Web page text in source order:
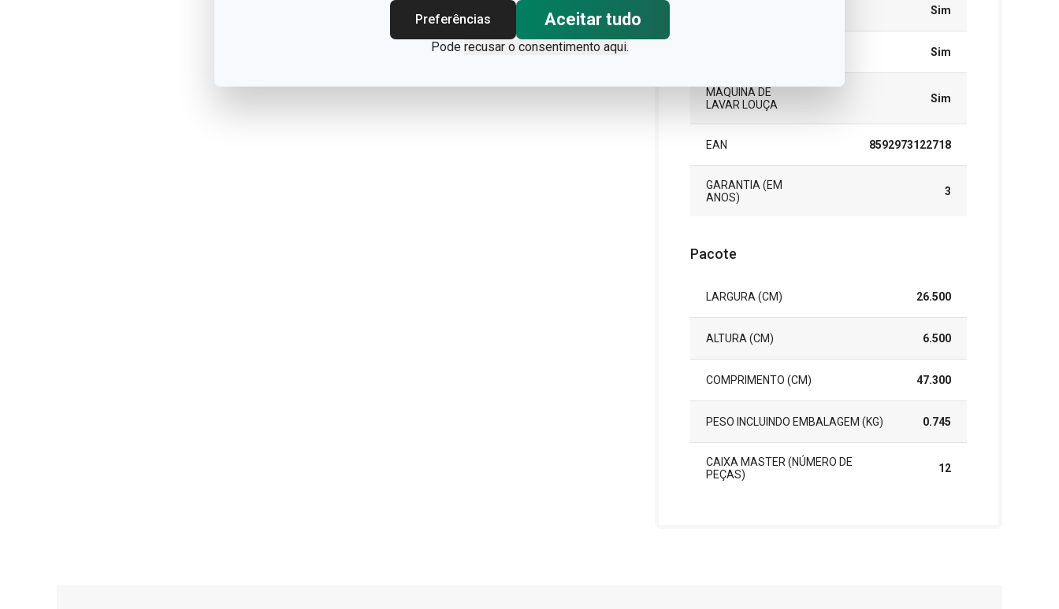
Preferências
Aceitar tudo
Pode recusar o consentimento aqui.
Sim
Sim
MÁQUINA DE
LAVAR LOUÇA
Sim
EAN 8592973122718
GARANTIA (EM
ANOS)
3
Pacote
LARGURA (CM) 26.500
ALTURA (CM) 6.500
COMPRIMENTO (CM) 47.300
PESO INCLUINDO EMBALAGEM (KG) 0.745
CAIXA MASTER (NÚMERO DE
PEÇAS)
12